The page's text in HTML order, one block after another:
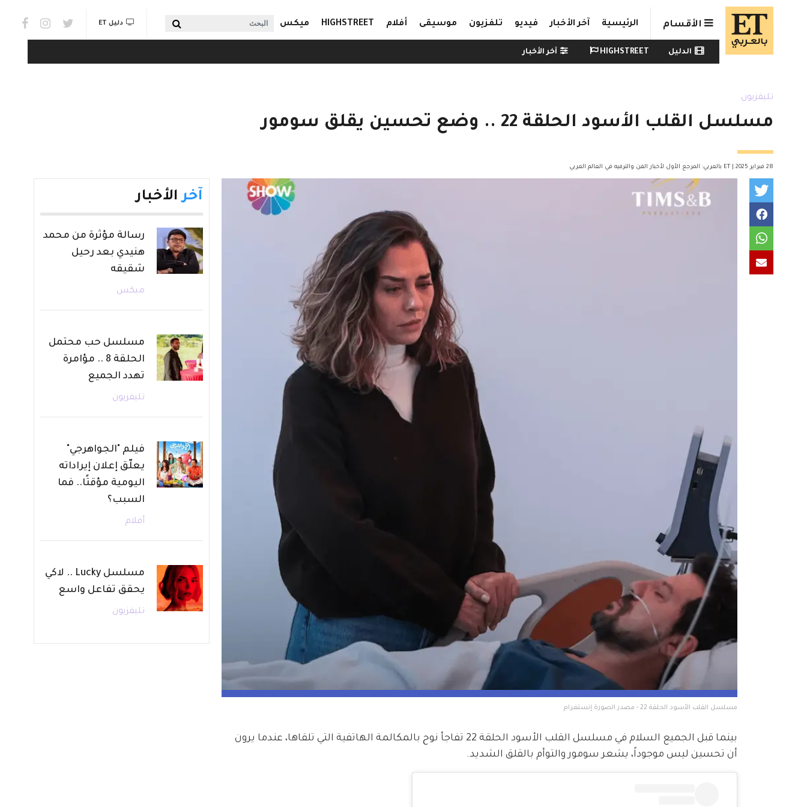
Skip to main content
الأقسام الرئيسية آخر الأخبار فيديو تلفزيون موسيقى أفلام HIGHSTREET ميكس البحث links & Watch
دليل ET
Watch menu
الدليل HIGHSTREET آخر الأخبار
تليفزيون
مسلسل القلب الأسود الحلقة 22 .. وضع تحسين يقلق سومور
28 فبراير 2025 | ET بالعربي: المرجع الأول لأخبار الفن والترفيه في العالم العربي
مسلسل القلب الأسود الحلقة 22 - مصدر الصورة إنستغرام
بينما قبل الجميع السلام في مسلسل القلب الأسود الحلقة 22 تفاجأ نوح بالمكالمة الهاتفية التي تلقاها، عندما يرون
أن تحسين ليس موجوداً، يشعر سومور والتوأم بالقلق الشديد.
آخر الأخبار
رسالة مؤثرة من محمد
هنيدي بعد رحيل
شقيقه
ميكس
مسلسل حب محتمل
الحلقة 8 .. مؤامرة
تهدد الجميع
تليفزيون
فيلم "الجواهرجي"
يعلّق إعلان إيراداته
اليومية مؤقتًا.. فما
السبب؟
أفلام
مسلسل Lucky .. لاكي
يحقق تفاعل واسع
تليفزيون